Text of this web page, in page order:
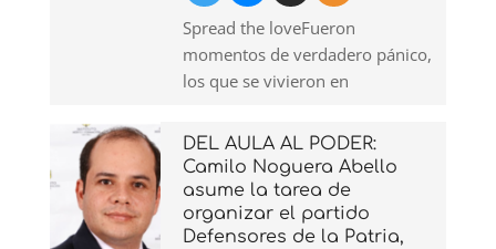
Spread the loveFueron
momentos de verdadero pánico,
los que se vivieron en
DEL AULA AL PODER:
Camilo Noguera Abello
asume la tarea de
organizar el partido
Defensores de la Patria,